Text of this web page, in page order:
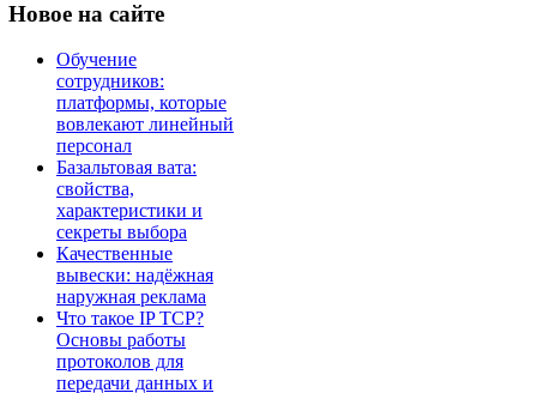
Новое на сайте
Обучение
сотрудников:
платформы, которые
вовлекают линейный
персонал
Базальтовая вата:
свойства,
характеристики и
секреты выбора
Качественные
вывески: надёжная
наружная реклама
Что такое IP TCP?
Основы работы
протоколов для
передачи данных и